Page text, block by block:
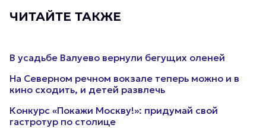
ЧИТАЙТЕ ТАКЖЕ
В усадьбе Валуево вернули бегущих оленей
На Северном речном вокзале теперь можно и в
кино сходить, и детей развлечь
Конкурс «Покажи Москву!»: придумай свой
гастротур по столице